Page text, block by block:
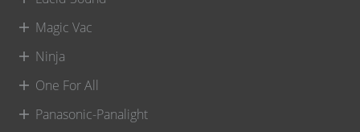
Magic Vac
Ninja
One For All
Panasonic-Panalight